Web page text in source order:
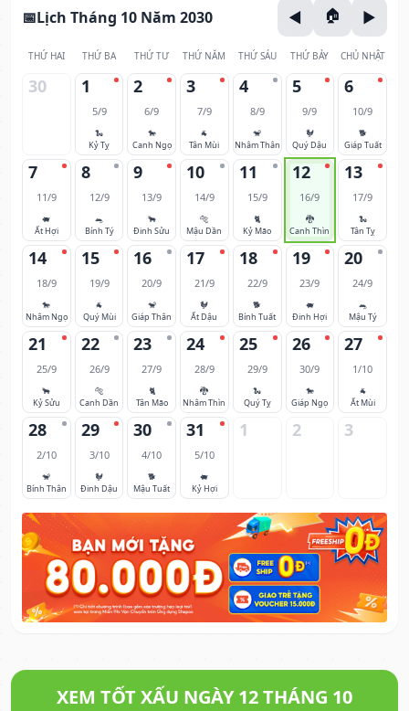
Lịch Tháng 10 Năm 2030
THỨ HAI THỨ BA THỨ TƯ THỨ NĂM THỨ SÁU THỨ BẢY CHỦ NHẬT
30 1
5/9
🐍
Kỷ Tỵ
2
6/9
🐎
Canh Ngọ
3
7/9
🐐
Tân Mùi
4
8/9
🐒
Nhâm Thân
5
9/9
🐓
Quý Dậu
6
10/9
🐕
Giáp Tuất
7
11/9
🐖
Ất Hợi
8
12/9
🐀
Bính Tý
9
13/9
🐂
Đinh Sửu
10
14/9
🐅
Mậu Dần
11
15/9
🐈
Kỷ Mão
12
16/9
🐉
Canh Thìn
13
17/9
🐍
Tân Tỵ
14
18/9
🐎
Nhâm Ngọ
15
19/9
🐐
Quý Mùi
16
20/9
🐒
Giáp Thân
17
21/9
🐓
Ất Dậu
18
22/9
🐕
Bính Tuất
19
23/9
🐖
Đinh Hợi
20
24/9
🐀
Mậu Tý
21
25/9
🐂
Kỷ Sửu
22
26/9
🐅
Canh Dần
23
27/9
🐈
Tân Mão
24
28/9
🐉
Nhâm Thìn
25
29/9
🐍
Quý Tỵ
26
30/9
🐎
Giáp Ngọ
27
1/10
🐐
Ất Mùi
28
2/10
🐒
Bính Thân
29
3/10
🐓
Đinh Dậu
30
4/10
🐕
Mậu Tuất
31
5/10
🐖
Kỷ Hợi
1 2 3
XEM TỐT XẤU NGÀY 12 THÁNG 10